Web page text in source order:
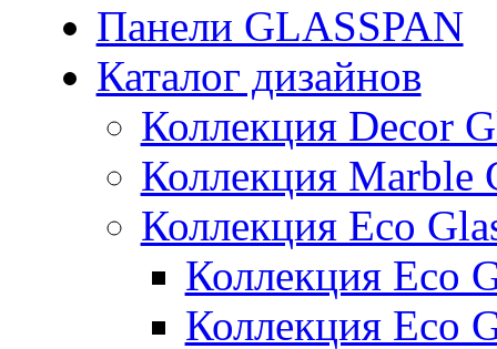
Панели GLASSPAN
Каталог дизайнов
Коллекция Decor
Коллекция Marble
Коллекция Eco
Коллекция Eco
Коллекция Eco